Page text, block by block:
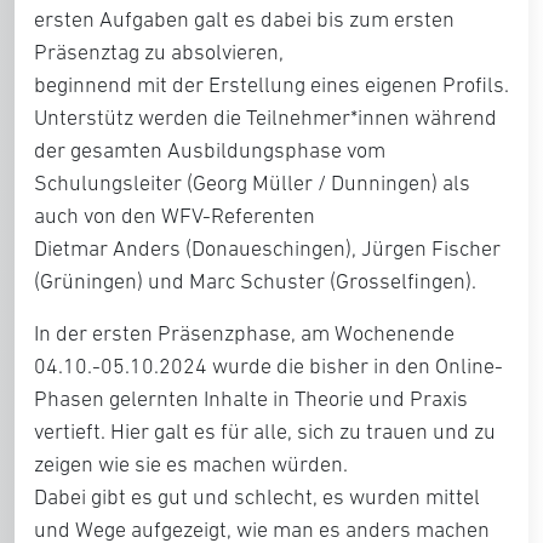
ersten Aufgaben galt es dabei bis zum ersten
Präsenztag zu absolvieren,
beginnend mit der Erstellung eines eigenen Profils.
Unterstütz werden die Teilnehmer*innen während
der gesamten Ausbildungsphase vom
Schulungsleiter (Georg Müller / Dunningen) als
auch von den WFV-Referenten
Dietmar Anders (Donaueschingen), Jürgen Fischer
(Grüningen) und Marc Schuster (Grosselfingen).
In der ersten Präsenzphase, am Wochenende
04.10.-05.10.2024 wurde die bisher in den Online-
Phasen gelernten Inhalte in Theorie und Praxis
vertieft. Hier galt es für alle, sich zu trauen und zu
zeigen wie sie es machen würden.
Dabei gibt es gut und schlecht, es wurden mittel
und Wege aufgezeigt, wie man es anders machen